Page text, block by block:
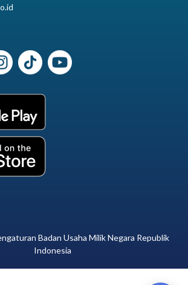
Badan Usaha Milik Negara Republik
Indonesia